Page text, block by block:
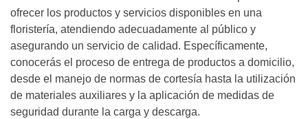
ofrecer los productos y servicios disponibles en una
floristería, atendiendo adecuadamente al público y
asegurando un servicio de calidad. Específicamente,
conocerás el proceso de entrega de productos a domicilio,
desde el manejo de normas de cortesía hasta la utilización
de materiales auxiliares y la aplicación de medidas de
seguridad durante la carga y descarga.